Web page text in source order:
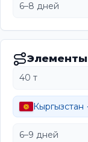
6–8 дней
Элементы
40 т
6–9 дней